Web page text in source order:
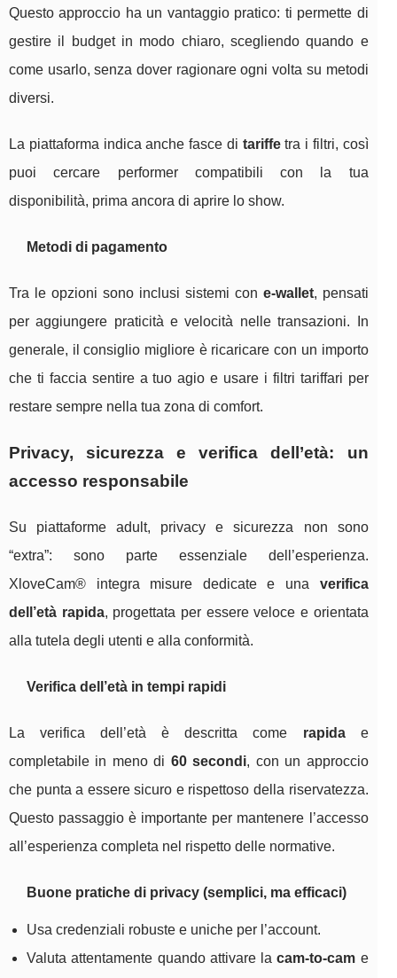
Questo approccio ha un vantaggio pratico: ti permette di
gestire il budget in modo chiaro, scegliendo quando e
come usarlo, senza dover ragionare ogni volta su metodi
diversi.
La piattaforma indica anche fasce di tariffetra i filtri, così
puoi cercare performer compatibili con la tua
disponibilità, prima ancora di aprire lo show.
Metodi di pagamento
Tra le opzioni sono inclusi sistemi con e-wallet, pensati
per aggiungere praticità e velocità nelle transazioni. In
generale, il consiglio migliore è ricaricare con un importo
che ti faccia sentire a tuo agio e usare i filtri tariffari per
restare sempre nella tua zona di comfort.
Privacy, sicurezza e verifica dell’età: un
accesso responsabile
Su piattaforme adult, privacy e sicurezza non sono
“extra”: sono parte essenziale dell’esperienza.
XloveCam® integra misure dedicate e una verifica
dell’età rapida, progettata per essere veloce e orientata
alla tutela degli utenti e alla conformità.
Verifica dell’età in tempi rapidi
La verifica dell’età è descritta come rapidae
completabile in meno di 60 secondi, con un approccio
che punta a essere sicuro e rispettoso della riservatezza.
Questo passaggio è importante per mantenere l’accesso
all’esperienza completa nel rispetto delle normative.
Buone pratiche di privacy (semplici, ma efficaci)
Usa credenziali robuste e uniche per l’account.
Valuta attentamente quando attivare lacam-to-cam e